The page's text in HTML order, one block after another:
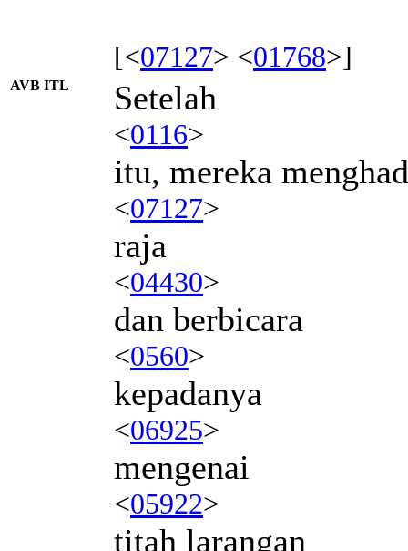
[<07127> <01768>]
AVB ITL Setelah
<0116>
itu, mereka
<07127>
raja
<04430>
dan berbicara
<0560>
kepadanya
<06925>
mengenai
<05922>
titah larangan